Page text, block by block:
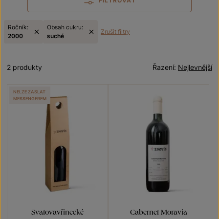
Ročník:
2000
Obsah cukru:
suché
Zrušit filtry
Nejlevnější
Řazení:
2 produkty
Svatovavřinecké
NELZE ZASLAT
MESSENGEREM
Cabernet Moravia